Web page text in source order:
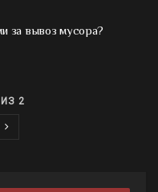
за вывоз мусора?
2